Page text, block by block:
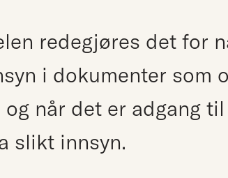
redegjøres det for
i dokumenter som
og når det er adgang
slikt innsyn.